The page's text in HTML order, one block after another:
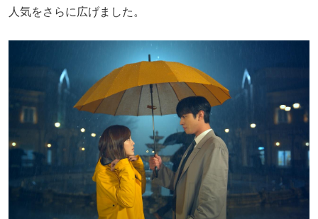
人気をさらに広げました。